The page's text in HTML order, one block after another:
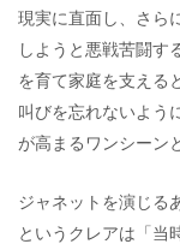
現実に直面し、さら
しようと悪戦苦闘す
を育て家庭を支える
叫びを忘れないよう
が高まるワンシーン
ジャネットを演じる
というクレアは「当